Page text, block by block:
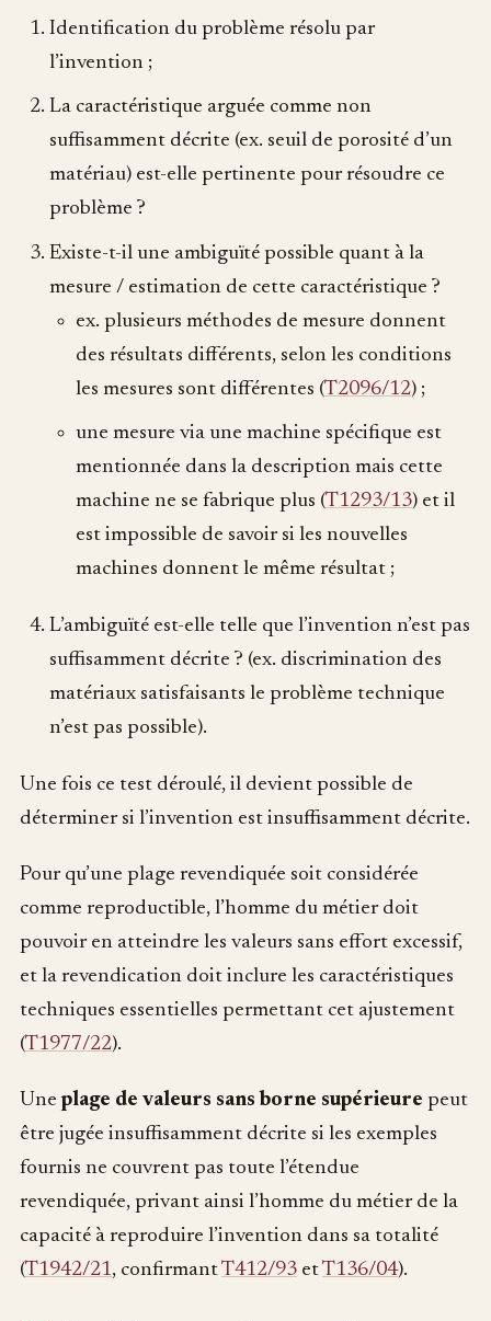
Identification du problème résolu par
l’invention ;
La caractéristique arguée comme non
suffisamment décrite (ex. seuil de porosité d’un
matériau) est-elle pertinente pour résoudre ce
problème ?
Existe-t-il une ambiguïté possible quant à la
mesure / estimation de cette caractéristique ?
ex. plusieurs méthodes de mesure donnent
des résultats différents, selon les conditions
les mesures sont différentes (T2096/12) ;
une mesure via une machine spécifique est
mentionnée dans la description mais cette
machine ne se fabrique plus (T1293/13) et il
est impossible de savoir si les nouvelles
machines donnent le même résultat ;
L’ambiguïté est-elle telle que l’invention n’est pas
suffisamment décrite ? (ex. discrimination des
matériaux satisfaisants le problème technique
n’est pas possible).
Une fois ce test déroulé, il devient possible de
déterminer si l’invention est insuffisamment décrite.
Pour qu’une plage revendiquée soit considérée
comme reproductible, l’homme du métier doit
pouvoir en atteindre les valeurs sans effort excessif,
et la revendication doit inclure les caractéristiques
techniques essentielles permettant cet ajustement
(T1977/22).
Uneplage de valeurs sans borne supérieure peut
être jugée insuffisamment décrite si les exemples
fournis ne couvrent pas toute l’étendue
revendiquée, privant ainsi l’homme du métier de la
capacité à reproduire l’invention dans sa totalité
(T1942/21, confirmantT412/93 etT136/04).